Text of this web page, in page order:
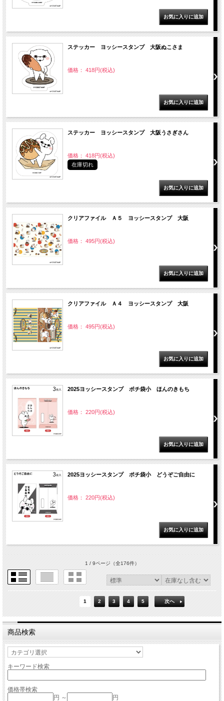
ステッカー ヨッシースタンプ 大阪ぬこさま
価格： 418円(税込)
ステッカー ヨッシースタンプ 大阪うさぎさん
価格： 418円(税込)
在庫切れ
クリアファイル Ａ５ ヨッシースタンプ 大阪
価格： 495円(税込)
クリアファイル Ａ４ ヨッシースタンプ 大阪
価格： 495円(税込)
2025ヨッシースタンプ ポチ袋小 ほんのきもち
価格： 220円(税込)
2025ヨッシースタンプ ポチ袋小 どうぞご自由に
価格： 220円(税込)
1 / 9ページ（全176件）
1 2 3 4 5 次へ
商品検索
キーワード検索
価格帯検索
円 ～
円